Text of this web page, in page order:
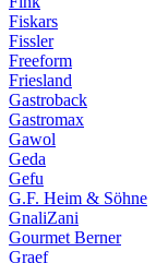
Fiskars
Fissler
Freeform
Friesland
Gastroback
Gastromax
Gawol
Geda
Gefu
G.F. Heim & Söhne
GnaliZani
Gourmet Berner
Graef